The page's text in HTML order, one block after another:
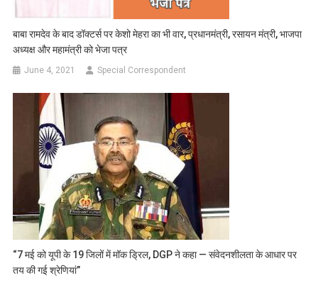
बाबा रामदेव के बाद डॉक्टर्स पर केशो मेहरा का भी वार, प्रधानमंत्री, रसायन मंत्री, भाजपा
अध्यक्ष और महामंत्री को भेजा पत्र
June 4, 2021 Special Correspondent
“7 मई को यूपी के 19 जिलों में मॉक ड्रिल, DGP ने कहा — संवेदनशीलता के आधार पर
तय की गई श्रेणियां”